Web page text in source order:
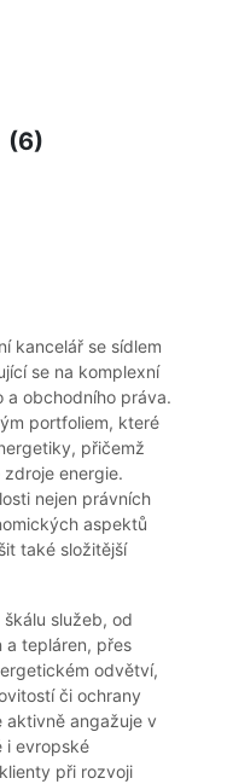
(6)
kancelář se sídlem
se na komplexní
a obchodního práva.
portfoliem, které
přičemž
energie.
nejen právních
aspektů
také složitější
služeb, od
a tepláren, přes
odvětví,
či ochrany
aktivně angažuje v
i evropské
při rozvoji